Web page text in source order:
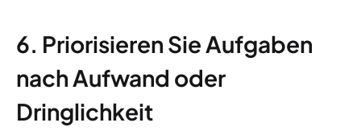
6. Priorisieren Sie Aufgaben
nach Aufwand oder
Dringlichkeit